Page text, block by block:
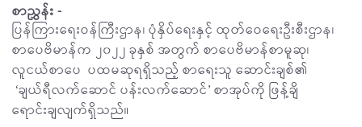
စာညွှန်း -
ပြန်ကြားရေးဝန်ကြီးဌာန၊ ပုံနှိပ်ရေးနှင့် ထုတ်ဝေရေးဦးစီးဌာန၊
စာပေဗိမာန်က ၂၀၂၂ ခုနှစ် အတွက် စာပေဗိမာန်စာမူဆု၊
လူငယ်စာပေ ပထမဆုရရှိသည့် စာရေးသူ ဆောင်းချစ်၏
‘ချယ်ရီလက်ဆောင် ပန်းလက်ဆောင်’ စာအုပ်ကို ဖြန့်ချိ
ရောင်းချလျက်ရှိသည်။